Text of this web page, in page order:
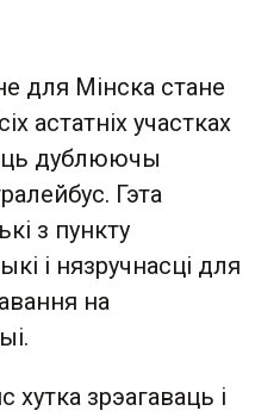
для Мінска стане
астатніх участках
дублюючы
Гэта
з пункту
і нязручнасці для
на
зрэагаваць і